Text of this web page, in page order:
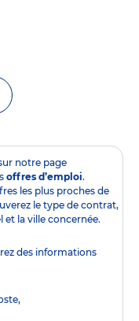
notre page
offres d’emploi.
les plus proches de
le type de contrat,
et la ville concernée.
des informations